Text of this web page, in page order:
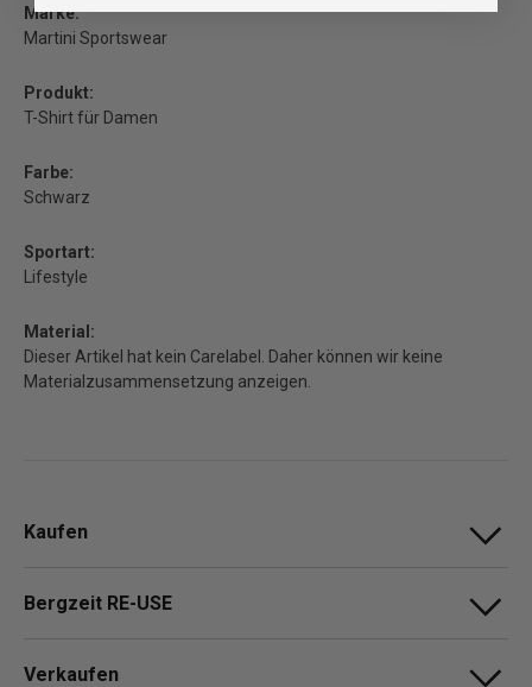
Marke:
Martini Sportswear
Produkt:
T-Shirt für Damen
Farbe:
Schwarz
Sportart:
Lifestyle
Material:
Dieser Artikel hat kein Carelabel. Daher können wir keine
Materialzusammensetzung anzeigen.
Kaufen
Bergzeit RE-USE
Verkaufen